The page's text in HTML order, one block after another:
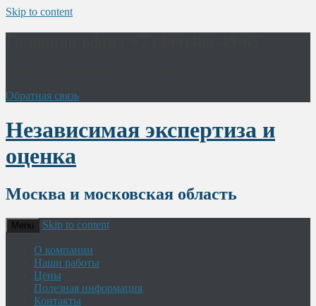
Skip to content
Обратная связь
Независимая экспертиза и
оценка
Москва и московская область
Menu Skip to content
О компании
Наши работы
Цены
Полезная информация
Контакты